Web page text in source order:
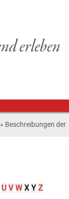
» Beschreibungen der
U V W X Y Z